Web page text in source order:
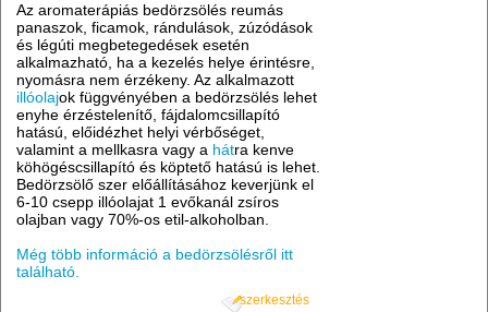
Az aromaterápiás bedörzsölés reumás
panaszok, ficamok, rándulások, zúzódások
és légúti megbetegedések esetén
alkalmazható, ha a kezelés helye érintésre,
nyomásra nem érzékeny. Az alkalmazott
illóolajok függvényében a bedörzsölés lehet
enyhe érzéstelenítő, fájdalomcsillapító
hatású, előidézhet helyi vérbőséget,
valamint a mellkasra vagy a hátra kenve
köhögéscsillapító és köptető hatású is lehet.
Bedörzsölő szer előállításához keverjünk el
6-10 csepp illóolajat 1 evőkanál zsíros
olajban vagy 70%-os etil-alkoholban.
Még több információ a bedörzsölésről itt
található.
szerkesztés